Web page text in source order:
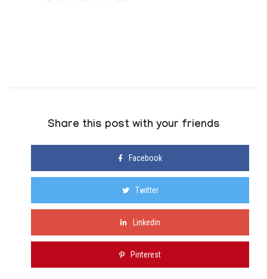
Share this post with your friends
Facebook
Twitter
Linkedin
Pinterest